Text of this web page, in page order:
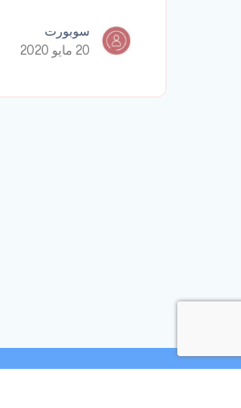
سوبورت
20 مايو 2020